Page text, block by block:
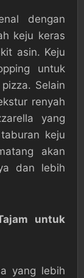
dengan
keju keras
asin. Keju
untuk
Selain
renyah
yang
keju
akan
dan lebih
untuk
yang lebih